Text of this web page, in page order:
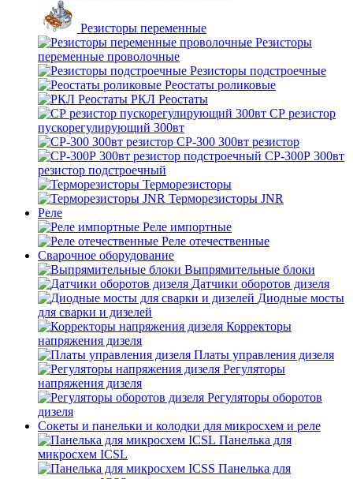
Резисторы переменные
Резисторы
переменные проволочные
Резисторы подстроечные
Реостаты роликовые
РКЛ Реостаты
СР резистор
пускорегулирующий 300вт
СР-300 300вт резистор
СР-300Р 300вт
резистор подстроечный
Терморезисторы
Терморезисторы JNR
Реле
Реле импортные
Реле отечественные
Сварочное оборудование
Выпрямительные блоки
Датчики оборотов дизеля
Диодные мосты
для сварки и дизелей
Корректоры
напряжения дизеля
Платы управления дизеля
Регуляторы
напряжения дизеля
Регуляторы оборотов
дизеля
Сокеты и панельки и колодки для микросхем и реле
Панелька для
микросхем ICSL
Панелька для